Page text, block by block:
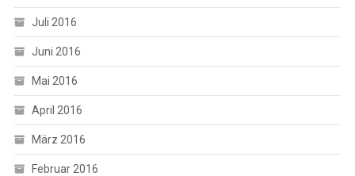
Juli 2016
Juni 2016
Mai 2016
April 2016
März 2016
Februar 2016